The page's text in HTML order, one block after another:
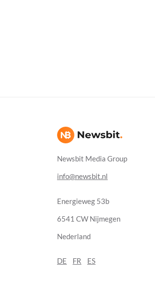
Newsbit Media Group
info@newsbit.nl
Energieweg 53b
6541 CW Nijmegen
Nederland
DE FR ES